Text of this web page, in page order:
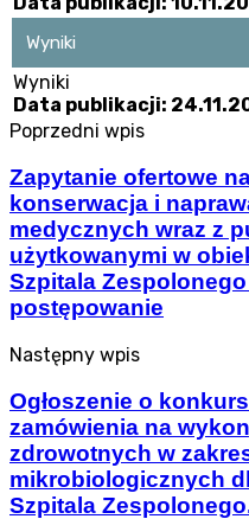
Wyniki
Wyniki
Data publikacji:
Poprzedni wpis
Zapytanie ofertowe
konserwacja i
medycznych wraz z
użytkowanymi w
Szpitala
postępowanie
Następny wpis
Ogłoszenie o
zamówienia na
zdrowotnych w
mikrobiologicznych
Szpitala